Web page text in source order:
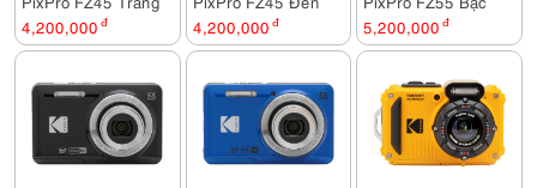
4,200,000 đ
4,200,000 đ
5,200,000 đ